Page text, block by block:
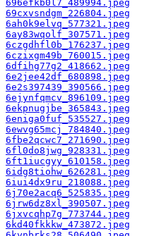
696efkb0l7_489994.jpeg
69cxvsndgm_226804.jpeg
6ah0k9elvq_577321.jpeg
6ay83wqolf_307571.jpeg
6czgdhfl0b_176237.jpeg
6czixgm49b_760015.jpeg
6dfihg77g2_418662.jpeg
6e2jee42df_680898.jpeg
6e2s397439_390566.jpeg
6ejynfqmcv_896109.jpeg
6ekpnugjbe_365843.jpeg
6eniga0fuf_535527.jpeg
6ewvg65mcj_784840.jpeg
6fbe2qcwc7_271690.jpeg
6fl0do8jwg_928331.jpeg
6ft1iucgyy_610158.jpeg
6idg8tiohw_626281.jpeg
6iui4dx9ru_218088.jpeg
6j70e2acq6_525835.jpeg
6jrw6dz8xl_390507.jpeg
6jxvcqhp7g_773744.jpeg
6kd40fkkkw_473872.jpeg